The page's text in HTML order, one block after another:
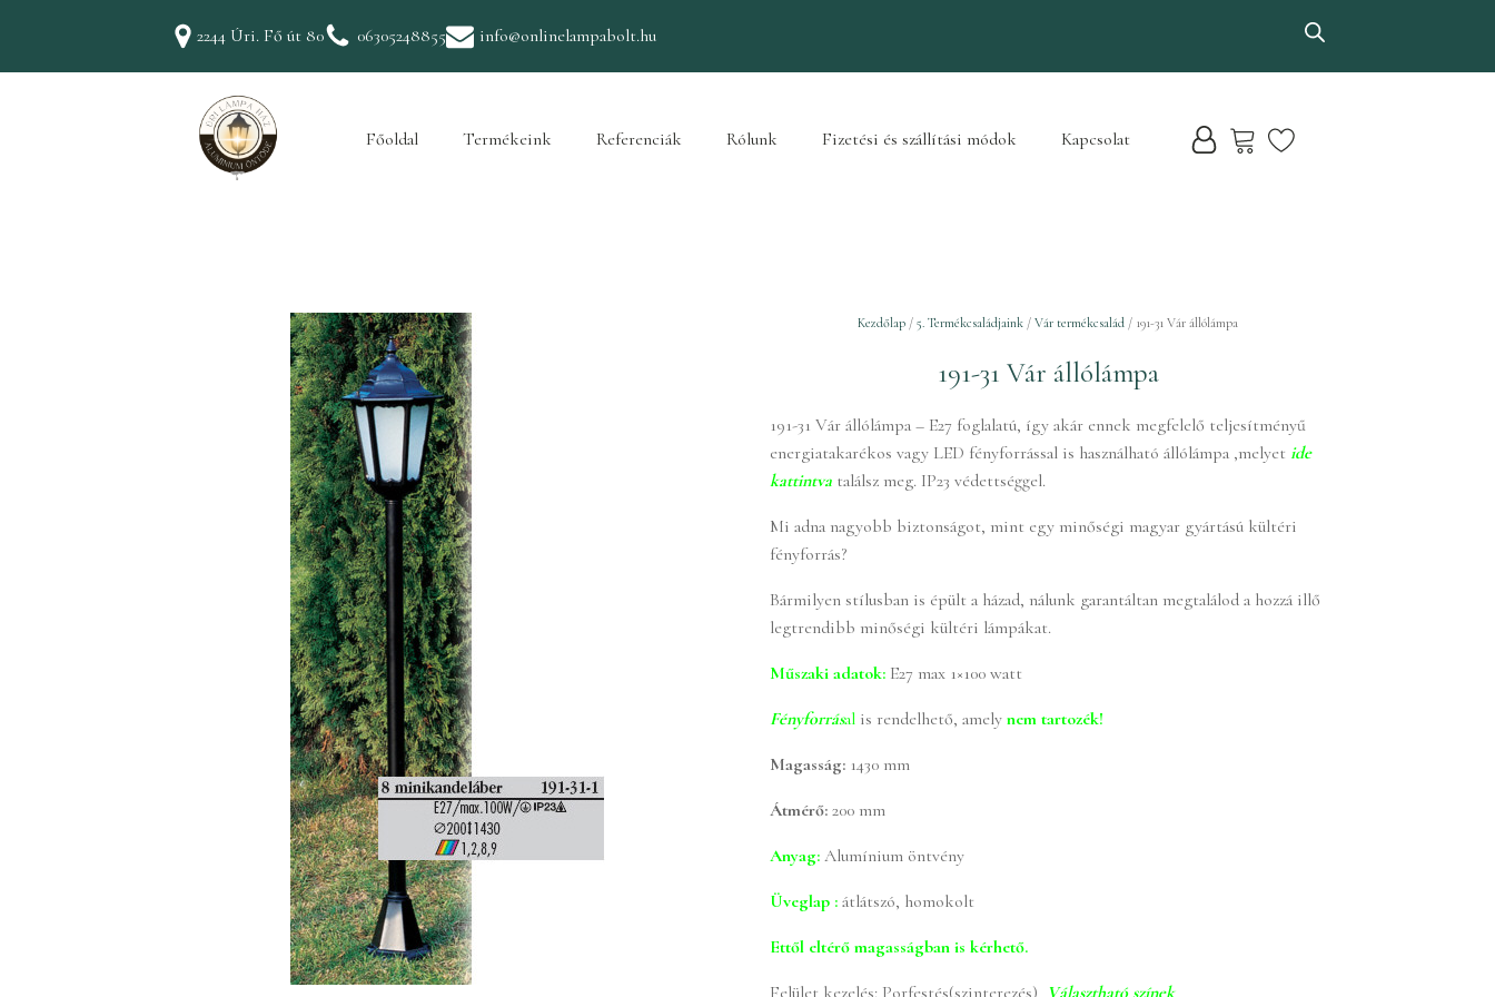
2244 Úri. Fő út 80 06305248855 info@onlinelampabolt.hu
Főoldal Termékeink Referenciák Rólunk Fizetési és szállítási módok Kapcsolat
Kezdőlap / 5. Termékcsaládjaink / Vár termékcsalád / 191-31 Vár állólámpa
191-31 Vár állólámpa
191-31 Vár állólámpa – E27 foglalatú, így akár ennek megfelelő teljesítményű
energiatakarékos vagy LED fényforrással is használható állólámpa ,melyet ide
kattintva találsz meg. IP23 védettséggel.
Mi adna nagyobb biztonságot, mint egy minőségi magyar gyártású kültéri
fényforrás?
Bármilyen stílusban is épült a házad, nálunk garantáltan megtalálod a hozzá illő
legtrendibb minőségi kültéri lámpákat.
Műszaki adatok: E27 max 1×100 watt
Fényforrásal is rendelhető, amely nem tartozék!
Magasság: 1430 mm
Átmérő: 200 mm
Anyag: Alumínium öntvény
Üveglap : átlátszó, homokolt
Ettől eltérő magasságban is kérhető.
Felület kezelés: Porfestés(szinterezés) Választható színek